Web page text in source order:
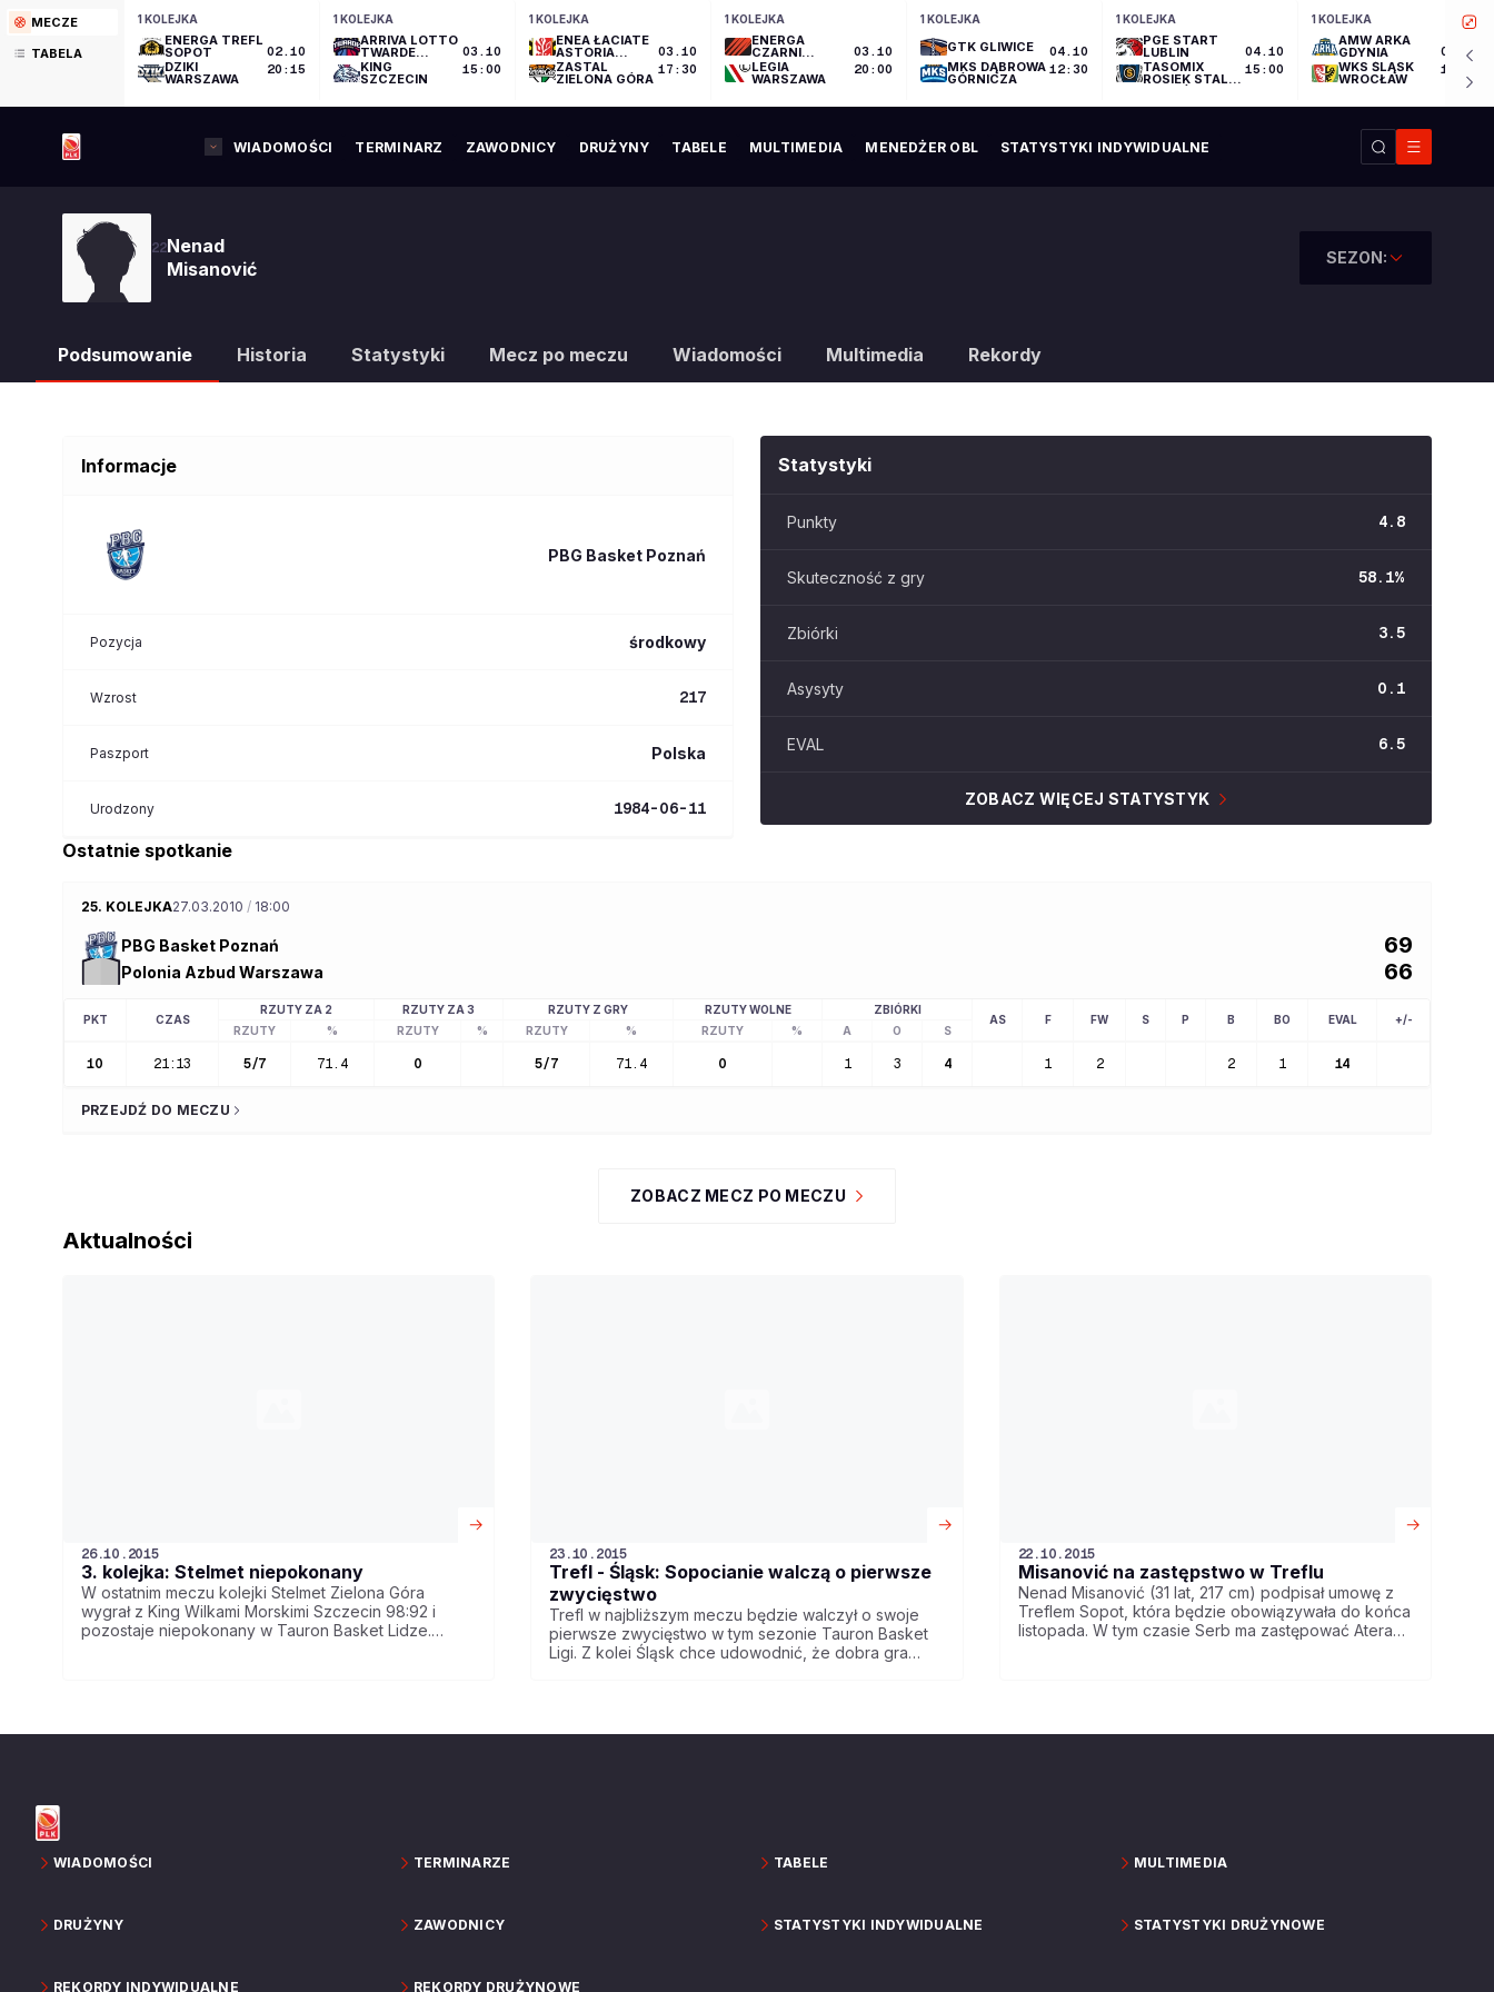
MECZE
TABELA
1 KOLEJKA
ENERGA TREFL
SOPOT
DZIKI
WARSZAWA
02.10
20:15
1 KOLEJKA
ARRIVA LOTTO
TWARDE
PIERNIKI
TORUŃ
KING
SZCZECIN
03.10
15:00
1 KOLEJKA
ENEA ŁACIATE
ASTORIA
BYDGOSZCZ
ZASTAL
ZIELONA GÓRA
03.10
17:30
1 KOLEJKA
ENERGA
CZARNI
SŁUPSK
LEGIA
WARSZAWA
03.10
20:00
1 KOLEJKA
GTK GLIWICE
MKS DĄBROWA
GÓRNICZA
04.10
12:30
1 KOLEJKA
PGE START
LUBLIN
TASOMIX
ROSIEK STAL
WIELKOPOLSKI
04.10
15:00
1 KOLEJKA
AMW ARKA
GDYNIA
WKS ŚLĄSK
WROCŁAW
04.10
17:30
WIADOMOŚCI TERMINARZ ZAWODNICY DRUŻYNY TABELE MULTIMEDIA MENEDŻER OBL STATYSTYKI INDYWIDUALNE
22Nenad
Misanović
SEZON:
Podsumowanie Historia Statystyki Mecz po meczu Wiadomości Multimedia Rekordy
Informacje
PBG Basket Poznań
Pozycja środkowy
Wzrost 217
Paszport Polska
Urodzony 1984-06-11
Statystyki
Punkty 4.8
Skuteczność z gry 58.1%
Zbiórki 3.5
Asysyty 0.1
EVAL 6.5
ZOBACZ WIĘCEJ STATYSTYK
Ostatnie spotkanie
25. KOLEJKA27.03.2010 / 18:00
PBG Basket Poznań 69
Polonia Azbud Warszawa 66
PKT CZAS
RZUTY ZA 2 RZUTY ZA 3 RZUTY Z GRY RZUTY WOLNE ZBIÓRKI
AS F FW S P B BO EVAL
+/-
RZUTY
% RZUTY % RZUTY % RZUTY % A O S
10 21:13 5/7 71.4 0 5/7 71.4 0 1 3 4 1 2 2 1 14
PRZEJDŹ DO MECZU
ZOBACZ MECZ PO MECZU
Aktualności
26.10.2015
3. kolejka: Stelmet niepokonany
W ostatnim meczu kolejki Stelmet Zielona Góra
wygrał z King Wilkami Morskimi Szczecin 98:92 i
pozostaje niepokonany w Tauron Basket Lidze.
23.10.2015
Trefl - Śląsk: Sopocianie walczą o pierwsze
zwycięstwo
Trefl w najbliższym meczu będzie walczył o swoje
pierwsze zwycięstwo w tym sezonie Tauron Basket
Ligi. Z kolei Śląsk chce udowodnić, że dobra gra
22.10.2015
Misanović na zastępstwo w Treflu
Nenad Misanović (31 lat, 217 cm) podpisał umowę z
Treflem Sopot, która będzie obowiązywała do końca
listopada. W tym czasie Serb ma zastępować Atera
WIADOMOŚCI TERMINARZE TABELE MULTIMEDIA
DRUŻYNY ZAWODNICY STATYSTYKI INDYWIDUALNE STATYSTYKI DRUŻYNOWE
REKORDY INDYWIDUALNE REKORDY DRUŻYNOWE